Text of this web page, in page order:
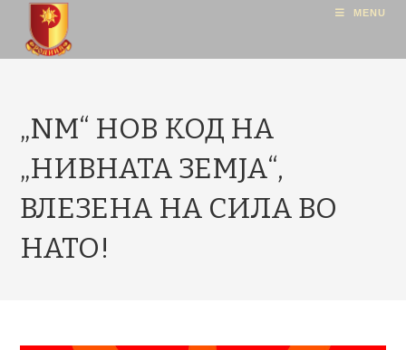
MENU
„NM“ НОВ КОД НА
„НИВНАТА ЗЕМЈА“,
ВЛЕЗЕНА НА СИЛА ВО
НАТО!